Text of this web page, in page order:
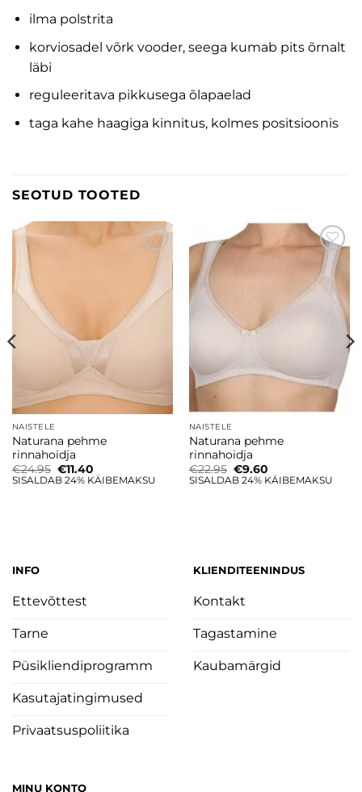
ilma polstrita
korviosadel võrk vooder, seega kumab pits õrnalt
läbi
reguleeritava pikkusega õlapaelad
taga kahe haagiga kinnitus, kolmes positsioonis
SEOTUD TOOTED
soovinimekirja
NAISTELE
Naturana pehme
rinnahoidja
€24.95 Algne
hind
€11.40Current
price
SISALDAB 24% KÄIBEMAKSU
soovinimekirja
NAISTELE
Naturana pehme
rinnahoidja
€22.95 Algne
hind
€9.60Current
price
SISALDAB 24% KÄIBEMAKSU
INFO
Ettevõttest
Tarne
Püsikliendiprogramm
Kasutajatingimused
Privaatsuspoliitika
KLIENDITEENINDUS
Kontakt
Tagastamine
Kaubamärgid
MINU KONTO